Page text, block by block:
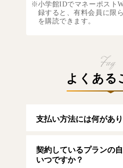
小学館IDでマネーポスト
録すると、有料会員に限
を購読できます。
よくある
支払い方法には何があ
す。
【クレジットカード】
契約しているプランの
いつですか？